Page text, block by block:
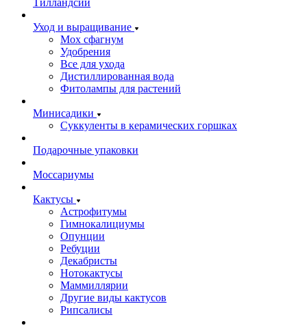
Тилландсии
Уход и выращивание
Мох сфагнум
Удобрения
Все для ухода
Дистиллированная вода
Фитолампы для растений
Минисадики
Суккуленты в керамических горшках
Подарочные упаковки
Моссариумы
Кактусы
Астрофитумы
Гимнокалициумы
Опунции
Ребуции
Декабристы
Нотокактусы
Маммиллярии
Другие виды кактусов
Рипсалисы